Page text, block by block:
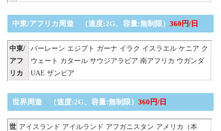
中東/アフリカ周遊 （速度:2G、容量:無制限） 360円/日
中東/
アフ
リカ
バーレーン エジプト ガーナ イラク イスラエル ケニア ク
ウェート カタール サウジアラビア 南アフリカ ウガンダ
UAE ザンビア
世界周遊 （速度:2G、容量:無制限） 360円/日
世 アイスランド アイルランド アフガニスタン アメリカ（本